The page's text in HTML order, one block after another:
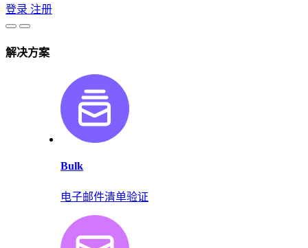
登录 注册
解决方案
Bulk
电子邮件清单验证